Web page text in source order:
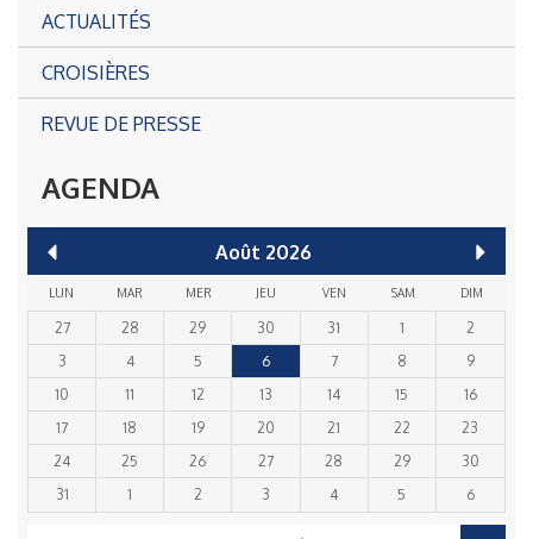
ACTUALITÉS
CROISIÈRES
REVUE DE PRESSE
AGENDA
Août 2026
LUN MAR MER JEU VEN SAM DIM
27 28 29 30 31 1
2
3
4 5 6 7 8
9
10
11 12 13 14 15
16
17
18 19 20 21 22
23
24
25 26 27 28 29
30
31
1 2 3 4 5 6